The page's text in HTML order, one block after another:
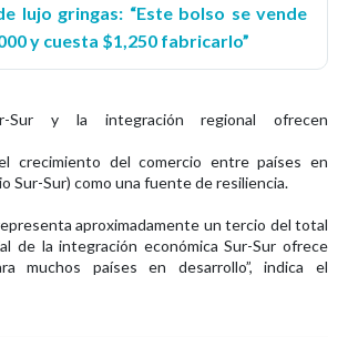
lujo gringas: “Este bolso se vende
y cuesta $1,250 fabricarlo”
Sur y la integración regional ofrecen
crecimiento del comercio entre países en
Sur-Sur) como una fuente de resiliencia.
aproximadamente un tercio del total
de la integración económica Sur-Sur ofrece
muchos países en desarrollo”, indica el